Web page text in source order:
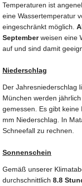
Temperaturen ist
eine Wassertemperatur
eingeschränkt möglich.
Septemberweisen eine
auf und sind damit
Niederschlag
Der Jahresniederschlag
München werden
gemessen. Es gibt
mm Niederschlag. In
Schneefall zu rechnen.
Sonnenschein
Gemäß unserer
durchschnittlich 8.8